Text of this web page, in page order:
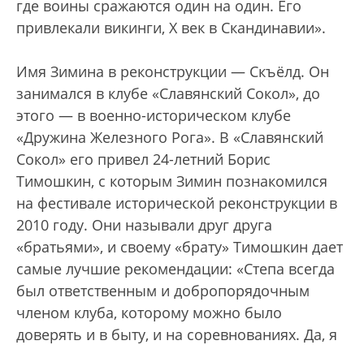
где воины сражаются один на один. Его
привлекали викинги, Х век в Скандинавии».
Имя Зимина в реконструкции — Скъёлд. Он
занимался в клубе «Славянский Сокол», до
этого — в военно-историческом клубе
«Дружина Железного Рога». В «Славянский
Сокол» его привел 24-летний Борис
Тимошкин, с которым Зимин познакомился
на фестивале исторической реконструкции в
2010 году. Они называли друг друга
«братьями», и своему «брату» Тимошкин дает
самые лучшие рекомендации: «Степа всегда
был ответственным и добропорядочным
членом клуба, которому можно было
доверять и в быту, и на соревнованиях. Да, я